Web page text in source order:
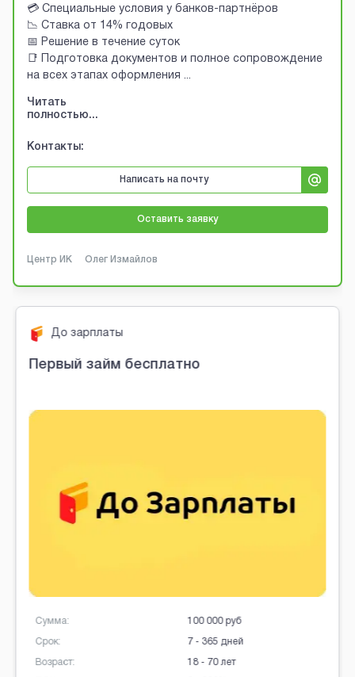
💳 Специальные условия у банков-партнёров
📉 Ставка от 14% годовых
📅 Решение в течение суток
📑 Подготовка документов и полное сопровождение
на всех этапах оформления ...
Читать
полностью...
Контакты:
Написать на почту
Оставить заявку
Центр ИК Олег Измайлов
100 000 руб
7 - 365 дней
18 - 70 лет
Первый заём
Сумма:
Срок:
Возраст: